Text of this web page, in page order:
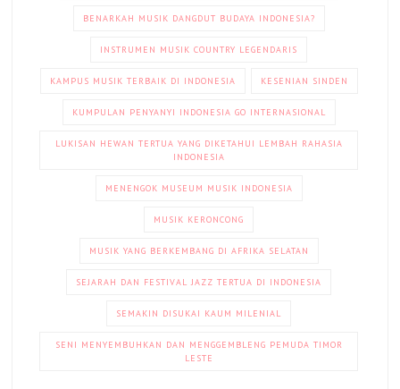
BENARKAH MUSIK DANGDUT BUDAYA INDONESIA?
INSTRUMEN MUSIK COUNTRY LEGENDARIS
KAMPUS MUSIK TERBAIK DI INDONESIA KESENIAN SINDEN
KUMPULAN PENYANYI INDONESIA GO INTERNASIONAL
LUKISAN HEWAN TERTUA YANG DIKETAHUI LEMBAH RAHASIA
INDONESIA
MENENGOK MUSEUM MUSIK INDONESIA
MUSIK KERONCONG
MUSIK YANG BERKEMBANG DI AFRIKA SELATAN
SEJARAH DAN FESTIVAL JAZZ TERTUA DI INDONESIA
SEMAKIN DISUKAI KAUM MILENIAL
SENI MENYEMBUHKAN DAN MENGGEMBLENG PEMUDA TIMOR
LESTE